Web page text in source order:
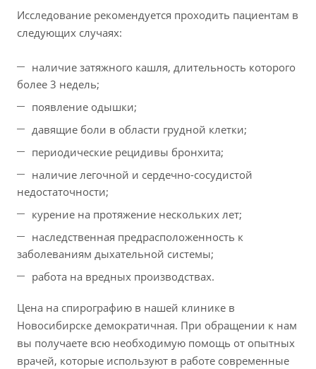
Исследование рекомендуется проходить пациентам в
следующих случаях:
наличие затяжного кашля, длительность которого
более 3 недель;
появление одышки;
давящие боли в области грудной клетки;
периодические рецидивы бронхита;
наличие легочной и сердечно-сосудистой
недостаточности;
курение на протяжение нескольких лет;
наследственная предрасположенность к
заболеваниям дыхательной системы;
работа на вредных производствах.
Цена на спирографию в нашей клинике в
Новосибирске демократичная. При обращении к нам
вы получаете всю необходимую помощь от опытных
врачей, которые используют в работе современные